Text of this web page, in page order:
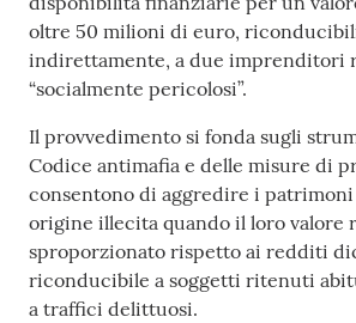
oltre 50 milioni di euro,
indirettamente, a due imprenditori
“socialmente pericolosi”.
Il provvedimento si fonda sugli
Codice antimafia e delle misure di
consentono di aggredire i
origine illecita quando il loro valore
sproporzionato rispetto ai redditi
riconducibile a soggetti ritenuti
a traffici delittuosi.